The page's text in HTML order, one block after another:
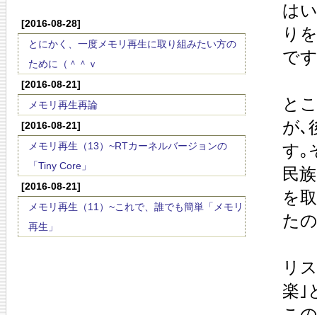
[2016-08-28]
とにかく、一度メモリ再生に取り組みたい方の
ために（＾＾ｖ
[2016-08-21]
メモリ再生再論
[2016-08-21]
メモリ再生（13）~RTカーネルバージョンの
「Tiny Core」
[2016-08-21]
メモリ再生（11）~これで、誰でも簡単「メモリ
再生」
は
り
で
と
が､
す｡
民
を
た
リ
楽｣